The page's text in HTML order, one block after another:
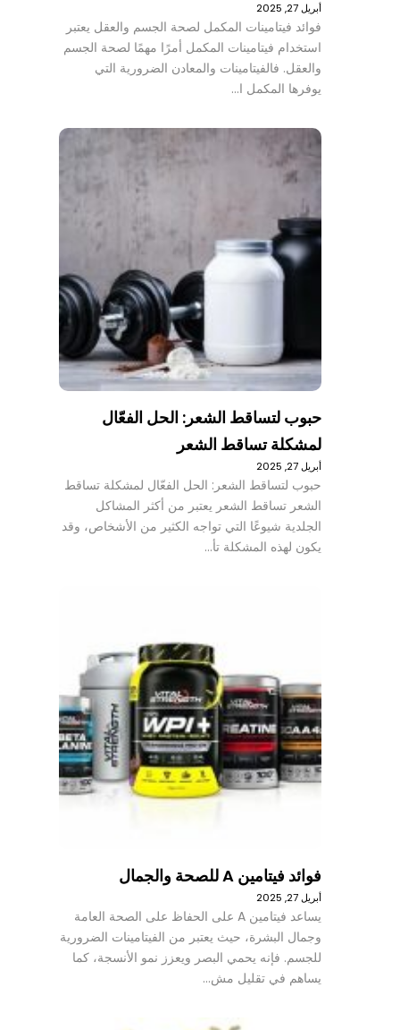
أبريل 27, 2025
فوائد فيتامينات المكمل لصحة الجسم والعقل يعتبر
استخدام فيتامينات المكمل أمرًا مهمًا لصحة الجسم
والعقل. فالفيتامينات والمعادن الضرورية التي
يوفرها المكمل ا…
حبوب لتساقط الشعر: الحل الفعّال
لمشكلة تساقط الشعر
أبريل 27, 2025
حبوب لتساقط الشعر: الحل الفعّال لمشكلة تساقط
الشعر تساقط الشعر يعتبر من أكثر المشاكل
الجلدية شيوعًا التي تواجه الكثير من الأشخاص، وقد
يكون لهذه المشكلة تأ…
فوائد فيتامين A للصحة والجمال
أبريل 27, 2025
يساعد فيتامين A على الحفاظ على الصحة العامة
وجمال البشرة، حيث يعتبر من الفيتامينات الضرورية
للجسم. فإنه يحمي البصر ويعزز نمو الأنسجة، كما
يساهم في تقليل مش…